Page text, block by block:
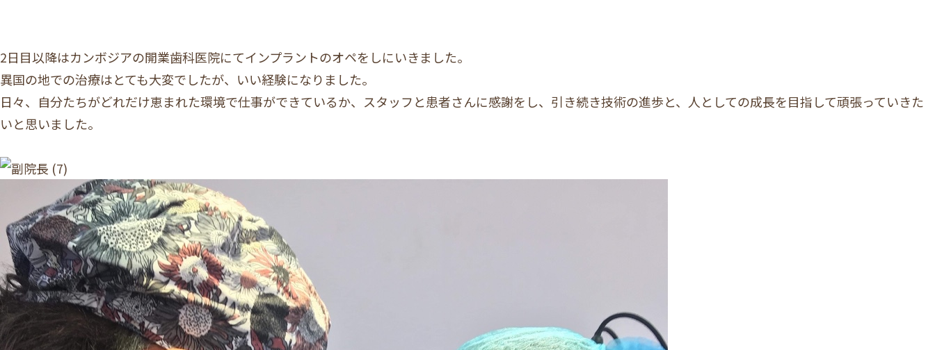
2日目以降はカンボジアの開業歯科医院にてインプラントのオペをしにいきました。
異国の地での治療はとても大変でしたが、いい経験になりました。
日々、自分たちがどれだけ恵まれた環境で仕事ができているか、スタッフと患者さんに感謝をし、引き続き技術の進歩と、人としての成長を目指して頑張っていきた
いと思いました。